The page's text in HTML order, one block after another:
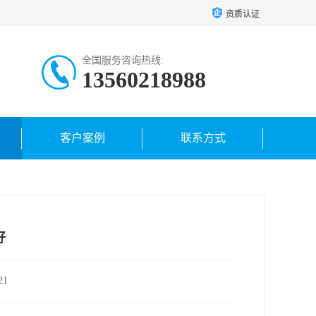
资质认证
全国服务咨询热线:
13560218988
客户案例 联系方式